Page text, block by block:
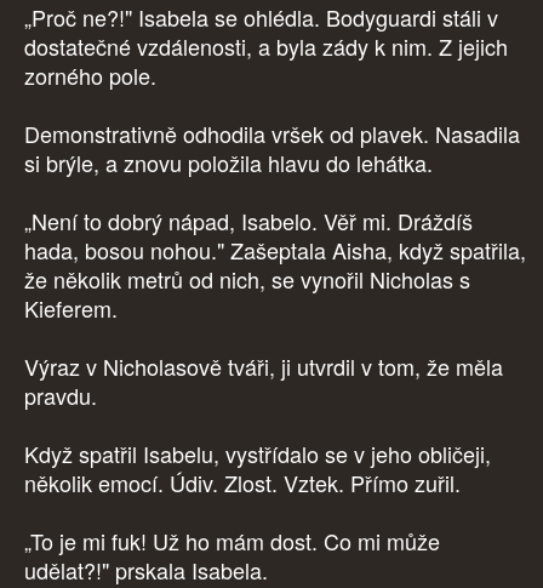
„Proč ne?!" Isabela se ohlédla. Bodyguardi stáli v
dostatečné vzdálenosti, a byla zády k nim. Z jejich
zorného pole.
Demonstrativně odhodila vršek od plavek. Nasadila
si brýle, a znovu položila hlavu do lehátka.
„Není to dobrý nápad, Isabelo. Věř mi. Dráždíš
hada, bosou nohou." Zašeptala Aisha, když spatřila,
že několik metrů od nich, se vynořil Nicholas s
Kieferem.
Výraz v Nicholasově tváři, ji utvrdil v tom, že měla
pravdu.
Když spatřil Isabelu, vystřídalo se v jeho obličeji,
několik emocí. Údiv. Zlost. Vztek. Přímo zuřil.
„To je mi fuk! Už ho mám dost. Co mi může
udělat?!" prskala Isabela.